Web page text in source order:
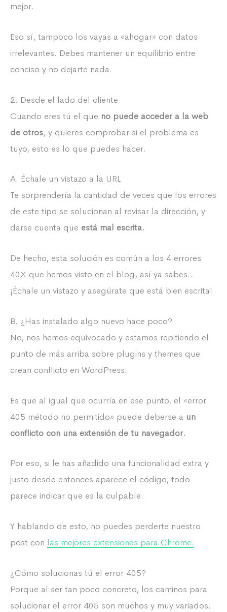
mejor.
Eso sí, tampoco los vayas a «ahogar» con datos
irrelevantes. Debes mantener un equilibrio entre
conciso y no dejarte nada.
2. Desde el lado del cliente
Cuando eres tú el que no puede acceder a la web
de otros, y quieres comprobar si el problema es
tuyo, esto es lo que puedes hacer.
A. Échale un vistazo a la URL
Te sorprendería la cantidad de veces que los errores
de este tipo se solucionan al revisar la dirección, y
darse cuenta que está mal escrita.
De hecho, esta solución es común a los 4 errores
40X que hemos visto en el blog, así ya sabes…
¡Échale un vistazo y asegúrate que está bien escrita!
B. ¿Has instalado algo nuevo hace poco?
No, nos hemos equivocado y estamos repitiendo el
punto de más arriba sobre plugins y themes que
crean conflicto en WordPress.
Es que al igual que ocurría en ese punto, el «error
405 método no permitido» puede deberse a un
conflicto con una extensión de tu navegador.
Por eso, si le has añadido una funcionalidad extra y
justo desde entonces aparece el código, todo
parece indicar que es la culpable.
Y hablando de esto, no puedes perderte nuestro
post con las mejores extensiones para Chrome.
¿Cómo solucionas tú el error 405?
Porque al ser tan poco concreto, los caminos para
solucionar el error 405 son muchos y muy variados.